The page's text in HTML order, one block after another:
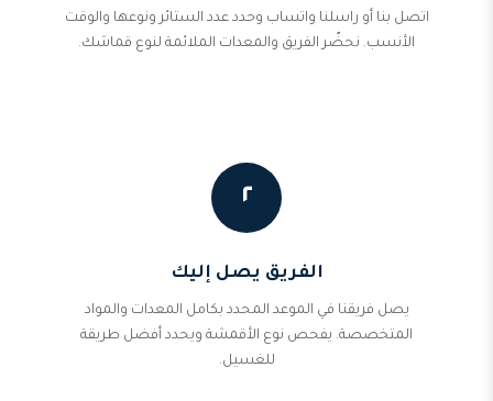
اتصل بنا أو راسلنا واتساب وحدد عدد الستائر ونوعها والوقت
الأنسب. نحضّر الفريق والمعدات الملائمة لنوع قماشك.
٢
الفريق يصل إليك
يصل فريقنا في الموعد المحدد بكامل المعدات والمواد
المتخصصة. يفحص نوع الأقمشة ويحدد أفضل طريقة
للغسيل.